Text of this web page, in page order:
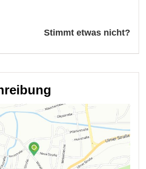
Stimmt etwas nicht?